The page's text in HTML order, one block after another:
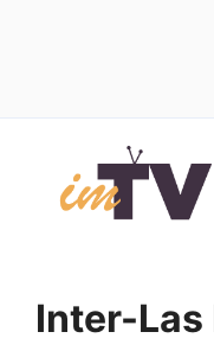
contenuto
Inter-Las